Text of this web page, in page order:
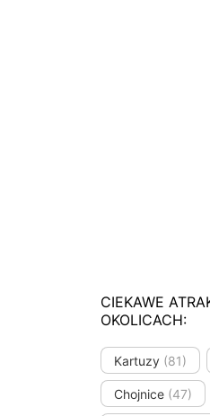
CIEKAWE
OKOLICACH:
Kartuzy (81)
Chojnice (47)